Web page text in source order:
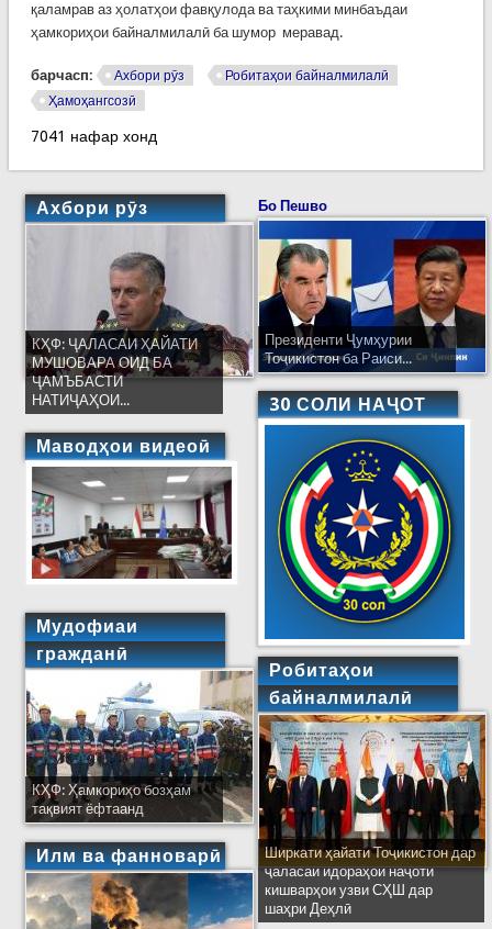
қаламрав аз ҳолатҳои фавқулода ва таҳкими минбаъдаи
ҳамкориҳои байналмилалӣ ба шумор меравад.
барчасп: Ахбори рӯз
Робитаҳои байналмилалӣ
Ҳамоҳангсозӣ
7041 нафар хонд
Ахбори рӯз
КҲФ: ҶАЛАСАИ ҲАЙАТИ
МУШОВАРА ОИД БА
ҶАМЪБАСТИ
НАТИҶАҲОИ...
Маводҳои видеоӣ
Мудофиаи
гражданӣ
КҲФ: Ҳамкориҳо бозҳам
тақвият ёфтаанд
Илм ва фанноварӣ
Бо Пешво
Президенти Ҷумҳурии
Тоҷикистон ба Раиси...
30 СОЛИ НАҶОТ
Робитаҳои
байналмилалӣ
Ширкати ҳайати Тоҷикистон дар
ҷаласаи идораҳои наҷоти
кишварҳои узви СҲШ дар
шаҳри Деҳлӣ